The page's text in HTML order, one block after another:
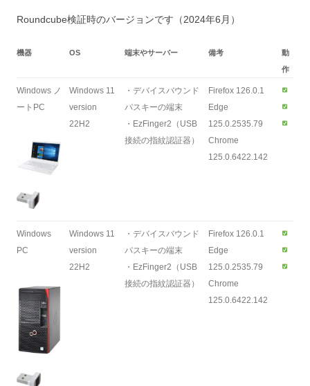
Roundcube検証時のバージョンです（2024年6月）
機器 OS 端末やサーバー 備考
動
作
Windows ノ
ートPC
Windows 11
version
22H2
・デバイスバウンド
パスキーの端末
・EzFinger2（USB
接続の指紋認証器）
Firefox 126.0.1
Edge
125.0.2535.79
Chrome
125.0.6422.142
Windows
PC
Windows 11
version
22H2
・デバイスバウンド
パスキーの端末
・EzFinger2（USB
接続の指紋認証器）
Firefox 126.0.1
Edge
125.0.2535.79
Chrome
125.0.6422.142